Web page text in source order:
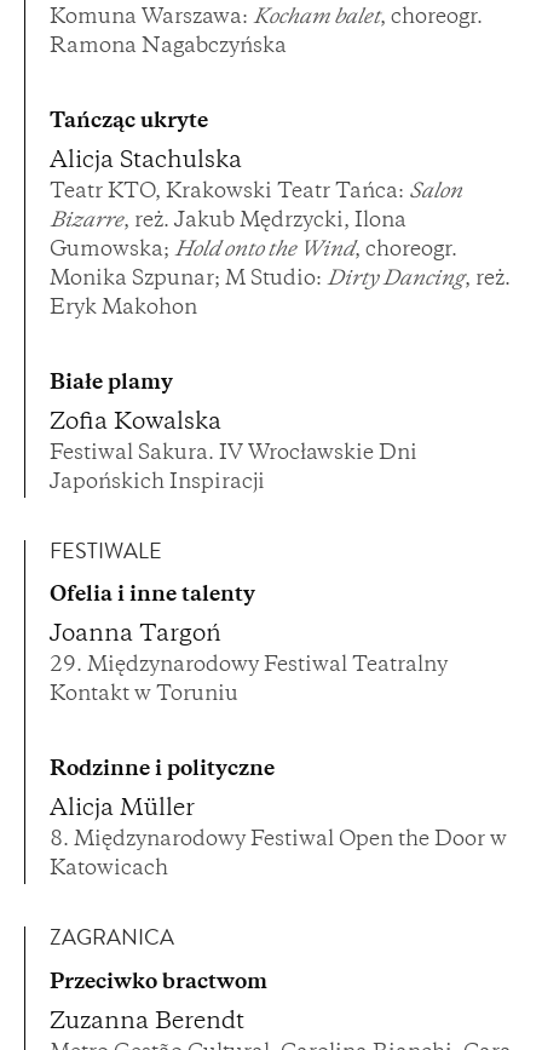
Komuna Warszawa: Kocham balet, choreogr.
Ramona Nagabczyńska
Tańcząc ukryte
Alicja Stachulska
Teatr KTO, Krakowski Teatr Tańca: Salon
Bizarre, reż. Jakub Mędrzycki, Ilona
Gumowska; Hold onto the Wind, choreogr.
Monika Szpunar; M Studio: Dirty Dancing, reż.
Eryk Makohon
Białe plamy
Zofia Kowalska
Festiwal Sakura. IV Wrocławskie Dni
Japońskich Inspiracji
FESTIWALE
Ofelia i inne talenty
Joanna Targoń
29. Międzynarodowy Festiwal Teatralny
Kontakt w Toruniu
Rodzinne i polityczne
Alicja Müller
8. Międzynarodowy Festiwal Open the Door w
Katowicach
ZAGRANICA
Przeciwko bractwom
Zuzanna Berendt